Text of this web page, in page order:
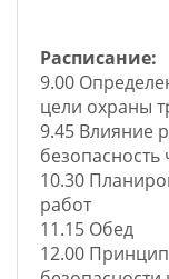
Расписание:
9.00
цели охраны
9.45 Влияние
безопасность
10.30
работ
11.15 Обед
12.00